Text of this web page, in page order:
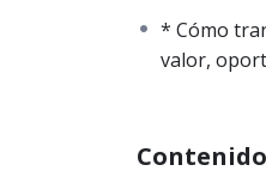
🔺
🔺
El enfoque del
* Cómo
valor,